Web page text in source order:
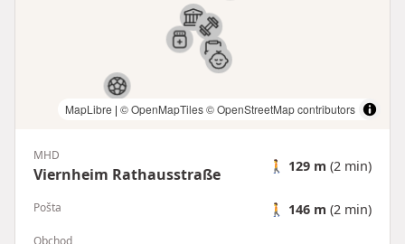
MapLibre | © OpenMapTiles© OpenStreetMap contributors
MHD
Viernheim Rathausstraße 🚶 129 m (2 min)
Pošta 🚶 146 m (2 min)
Obchod